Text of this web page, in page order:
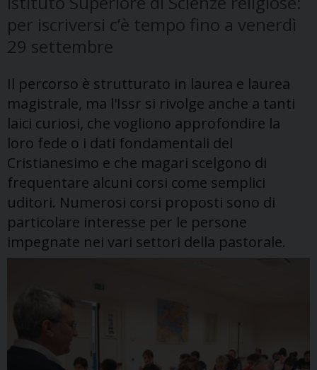
per iscriversi c’è tempo fino a venerdì
29 settembre
Il percorso è strutturato in laurea e laurea
magistrale, ma l'Issr si rivolge anche a tanti
laici curiosi, che vogliono approfondire la
loro fede o i dati fondamentali del
Cristianesimo e che magari scelgono di
frequentare alcuni corsi come semplici
uditori. Numerosi corsi proposti sono di
particolare interesse per le persone
impegnate nei vari settori della pastorale.